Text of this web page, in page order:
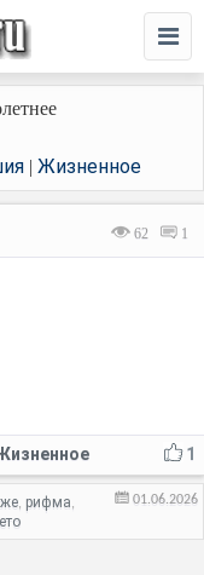
| Жизненное
62 1
1
01.06.2026
, рифма,